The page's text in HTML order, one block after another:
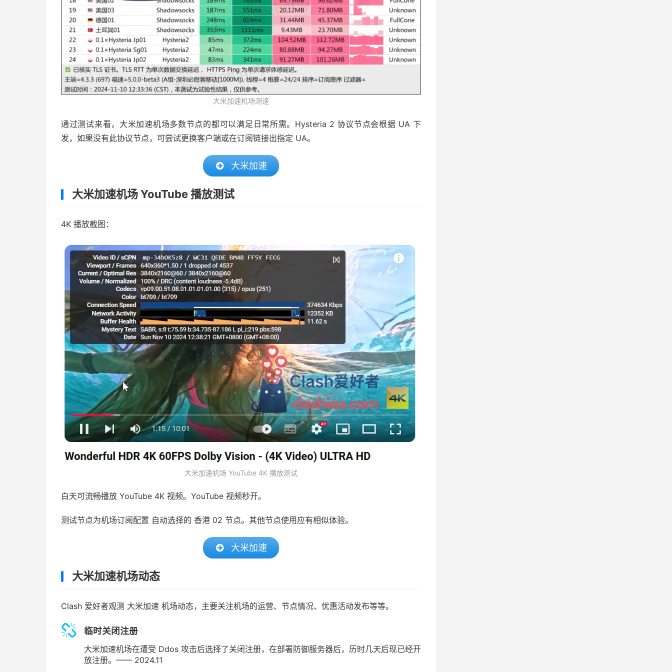
大米加速机场测速
通过测试来看，大米加速机场多数节点的都可以满足日常所需。Hysteria 2 协议节点会根据 UA 下
发，如果没有此协议节点，可尝试更换客户端或在订阅链接出指定 UA。
大米加速
大米加速机场 YouTube 播放测试
4K 播放截图：
大米加速机场 YouTube 4K 播放测试
白天可流畅播放 YouTube 4K 视频。YouTube 视频秒开。
测试节点为机场订阅配置 自动选择的 香港 02 节点。其他节点使用应有相似体验。
大米加速
大米加速机场动态
Clash 爱好者观测 大米加速 机场动态，主要关注机场的运营、节点情况、优惠活动发布等等。
临时关闭注册
大米加速机场在遭受 Ddos 攻击后选择了关闭注册，在部署防御服务器后，历时几天后现已经开
放注册。—— 2024.11